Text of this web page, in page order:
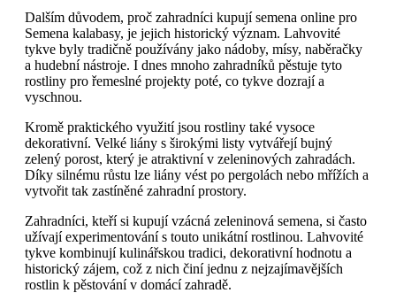
Dalším důvodem, proč zahradníci kupují semena online pro
Semena kalabasy, je jejich historický význam. Lahvovité
tykve byly tradičně používány jako nádoby, mísy, naběračky
a hudební nástroje. I dnes mnoho zahradníků pěstuje tyto
rostliny pro řemeslné projekty poté, co tykve dozrají a
vyschnou.
Kromě praktického využití jsou rostliny také vysoce
dekorativní. Velké liány s širokými listy vytvářejí bujný
zelený porost, který je atraktivní v zeleninových zahradách.
Díky silnému růstu lze liány vést po pergolách nebo mřížích a
vytvořit tak zastíněné zahradní prostory.
Zahradníci, kteří si kupují vzácná zeleninová semena, si často
užívají experimentování s touto unikátní rostlinou. Lahvovité
tykve kombinují kulinářskou tradici, dekorativní hodnotu a
historický zájem, což z nich činí jednu z nejzajímavějších
rostlin k pěstování v domácí zahradě.